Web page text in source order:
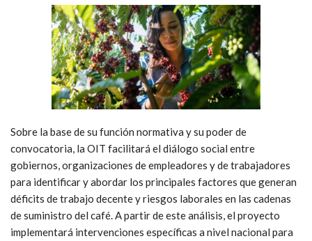
Sobre la base de su función normativa y su poder de
convocatoria, la OIT facilitará el diálogo social entre
gobiernos, organizaciones de empleadores y de trabajadores
para identificar y abordar los principales factores que generan
déficits de trabajo decente y riesgos laborales en las cadenas
de suministro del café. A partir de este análisis, el proyecto
implementará intervenciones específicas a nivel nacional para